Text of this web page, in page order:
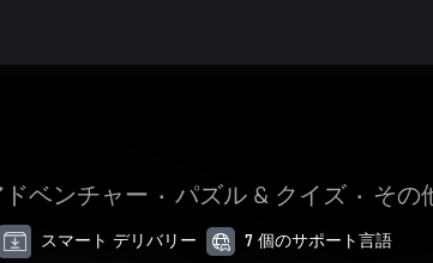
ベンチャー • パズル & クイズ • その
スマート デリバリー 7 個のサポート言語